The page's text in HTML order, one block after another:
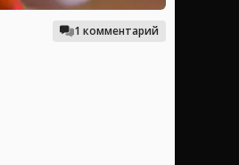
1 комментарий